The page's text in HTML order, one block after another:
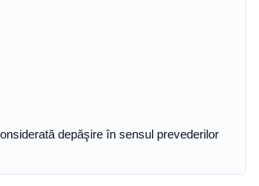
depăşire în sensul prevederilor